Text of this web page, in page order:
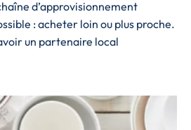
d’approvisionnement
: acheter loin ou plus proche.
un partenaire local